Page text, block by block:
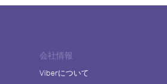
会社情報
Viberについて